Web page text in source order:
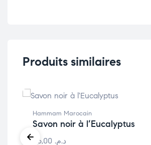
Produits similaires
Hammam Marocain
Savon noir à l’Eucalyptus
د.م.